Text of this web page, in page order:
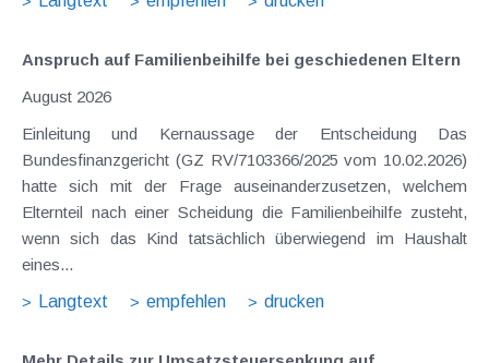
Anspruch auf Familienbeihilfe bei geschiedenen Eltern
August 2026
Einleitung und Kernaussage der Entscheidung Das
Bundesfinanzgericht (GZ RV/7103366/2025 vom 10.02.2026)
hatte sich mit der Frage auseinanderzusetzen, welchem
Elternteil nach einer Scheidung die Familienbeihilfe zusteht,
wenn sich das Kind tatsächlich überwiegend im Haushalt
eines...
Langtext
empfehlen drucken